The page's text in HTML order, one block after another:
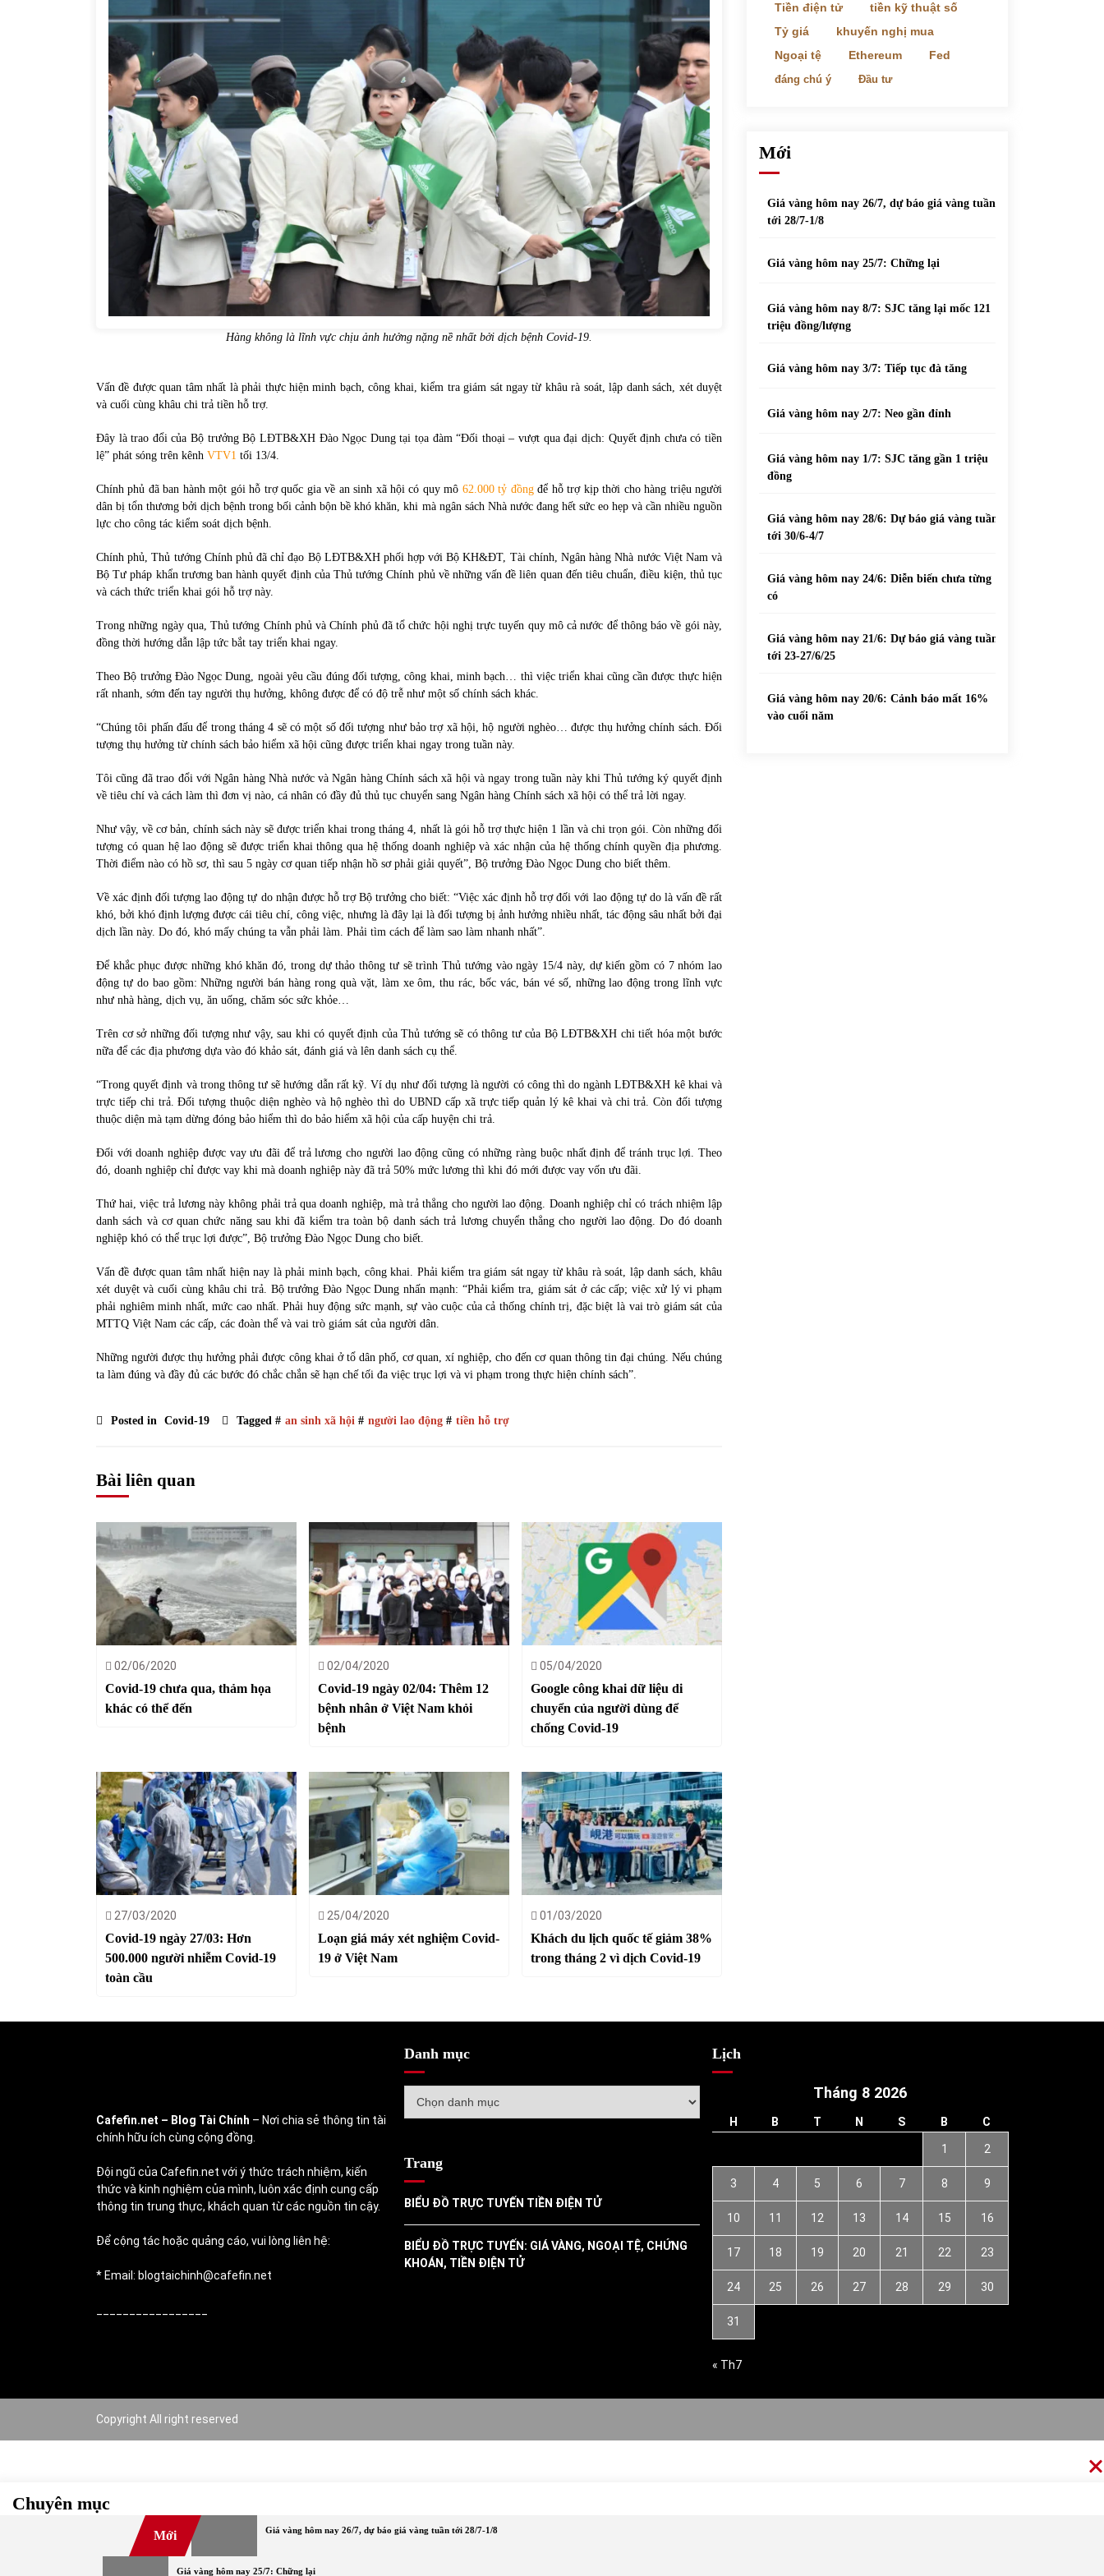
31/05/2022
31/05/2022
phiếu nổi bật
Phân tích giá tiền điện tử sau ngày thị
trường lập kỷ lục vốn hóa
09/11/2021
Chứng khoán ngày 12/10/2021: Top 10 cổ
phiếu nổi bật
13/10/2021
13/10/2021
Hàng không là lĩnh vực chịu ảnh hưởng nặng nề nhất bởi dịch bệnh Covid-19.
Vấn đề được quan tâm nhất là phải thực hiện minh bạch, công khai, kiểm tra giám sát ngay từ khâu rà soát, lập danh sách, xét duyệt
và cuối cùng khâu chi trả tiền hỗ trợ.
Đây là trao đổi của Bộ trưởng Bộ LĐTB&XH Đào Ngọc Dung tại tọa đàm “Đối thoại – vượt qua đại dịch: Quyết định chưa có tiền
lệ” phát sóng trên kênh VTV1 tối 13/4.
Chính phủ đã ban hành một gói hỗ trợ quốc gia về an sinh xã hội có quy mô 62.000 tỷ đồngđể hỗ trợ kịp thời cho hàng triệu người
dân bị tổn thương bởi dịch bệnh trong bối cảnh bộn bề khó khăn, khi mà ngân sách Nhà nước đang hết sức eo hẹp và cần nhiều nguồn
lực cho công tác kiểm soát dịch bệnh.
Chính phủ, Thủ tướng Chính phủ đã chỉ đạo Bộ LĐTB&XH phối hợp với Bộ KH&ĐT, Tài chính, Ngân hàng Nhà nước Việt Nam và
Bộ Tư pháp khẩn trương ban hành quyết định của Thủ tướng Chính phủ về những vấn đề liên quan đến tiêu chuẩn, điều kiện, thủ tục
và cách thức triển khai gói hỗ trợ này.
Trong những ngày qua, Thủ tướng Chính phủ và Chính phủ đã tổ chức hội nghị trực tuyến quy mô cả nước để thông báo về gói này,
đồng thời hướng dẫn lập tức bắt tay triển khai ngay.
Theo Bộ trưởng Đào Ngọc Dung, ngoài yêu cầu đúng đối tượng, công khai, minh bạch… thì việc triển khai cũng cần được thực hiện
rất nhanh, sớm đến tay người thụ hưởng, không được để có độ trễ như một số chính sách khác.
“Chúng tôi phấn đấu để trong tháng 4 sẽ có một số đối tượng như bảo trợ xã hội, hộ người nghèo… được thụ hưởng chính sách. Đối
tượng thụ hưởng từ chính sách bảo hiểm xã hội cũng được triển khai ngay trong tuần này.
Tôi cũng đã trao đổi với Ngân hàng Nhà nước và Ngân hàng Chính sách xã hội và ngay trong tuần này khi Thủ tướng ký quyết định
về tiêu chí và cách làm thì đơn vị nào, cá nhân có đầy đủ thủ tục chuyển sang Ngân hàng Chính sách xã hội có thể trả lời ngay.
Như vậy, về cơ bản, chính sách này sẽ được triển khai trong tháng 4, nhất là gói hỗ trợ thực hiện 1 lần và chi trọn gói. Còn những đối
tượng có quan hệ lao động sẽ được triển khai thông qua hệ thống doanh nghiệp và xác nhận của hệ thống chính quyền địa phương.
Thời điểm nào có hồ sơ, thì sau 5 ngày cơ quan tiếp nhận hồ sơ phải giải quyết”, Bộ trưởng Đào Ngọc Dung cho biết thêm.
Về xác định đối tượng lao động tự do nhận được hỗ trợ Bộ trưởng cho biết: “Việc xác định hỗ trợ đối với lao động tự do là vấn đề rất
khó, bởi khó định lượng được cái tiêu chí, công việc, nhưng là đây lại là đối tượng bị ảnh hưởng nhiều nhất, tác động sâu nhất bởi đại
dịch lần này. Do đó, khó mấy chúng ta vẫn phải làm. Phải tìm cách để làm sao làm nhanh nhất”.
Để khắc phục được những khó khăn đó, trong dự thảo thông tư sẽ trình Thủ tướng vào ngày 15/4 này, dự kiến gồm có 7 nhóm lao
động tự do bao gồm: Những người bán hàng rong quà vặt, làm xe ôm, thu rác, bốc vác, bán vé số, những lao động trong lĩnh vực
như nhà hàng, dịch vụ, ăn uống, chăm sóc sức khỏe…
Trên cơ sở những đối tượng như vậy, sau khi có quyết định của Thủ tướng sẽ có thông tư của Bộ LĐTB&XH chi tiết hóa một bước
nữa để các địa phương dựa vào đó khảo sát, đánh giá và lên danh sách cụ thể.
“Trong quyết định và trong thông tư sẽ hướng dẫn rất kỹ. Ví dụ như đối tượng là người có công thì do ngành LĐTB&XH kê khai và
trực tiếp chi trả. Đối tượng thuộc diện nghèo và hộ nghèo thì do UBND cấp xã trực tiếp quản lý kê khai và chi trả. Còn đối tượng
thuộc diện mà tạm dừng đóng bảo hiểm thì do bảo hiểm xã hội của cấp huyện chi trả.
Đối với doanh nghiệp được vay ưu đãi để trả lương cho người lao động cũng có những ràng buộc nhất định để tránh trục lợi. Theo
đó, doanh nghiệp chỉ được vay khi mà doanh nghiệp này đã trả 50% mức lương thì khi đó mới được vay vốn ưu đãi.
Thứ hai, việc trả lương này không phải trả qua doanh nghiệp, mà trả thẳng cho người lao động. Doanh nghiệp chỉ có trách nhiệm lập
danh sách và cơ quan chức năng sau khi đã kiểm tra toàn bộ danh sách trả lương chuyển thẳng cho người lao động. Do đó doanh
nghiệp khó có thể trục lợi được”, Bộ trưởng Đào Ngọc Dung cho biết.
Vấn đề được quan tâm nhất hiện nay là phải minh bạch, công khai. Phải kiểm tra giám sát ngay từ khâu rà soát, lập danh sách, khâu
xét duyệt và cuối cùng khâu chi trả. Bộ trưởng Đào Ngọc Dung nhấn mạnh: “Phải kiểm tra, giám sát ở các cấp; việc xử lý vi phạm
phải nghiêm minh nhất, mức cao nhất. Phải huy động sức mạnh, sự vào cuộc của cả thống chính trị, đặc biệt là vai trò giám sát của
MTTQ Việt Nam các cấp, các đoàn thể và vai trò giám sát của người dân.
Những người được thụ hưởng phải được công khai ở tổ dân phố, cơ quan, xí nghiệp, cho đến cơ quan thông tin đại chúng. Nếu chúng
ta làm đúng và đầy đủ các bước đó chắc chắn sẽ hạn chế tối đa việc trục lợi và vi phạm trong thực hiện chính sách”.
Posted in Covid-19 Tagged # an sinh xã hội # người lao động # tiền hỗ trợ
Bài liên quan
02/06/2020
Covid-19 chưa qua, thảm họa
khác có thể đến
02/04/2020
Covid-19 ngày 02/04: Thêm 12
bệnh nhân ở Việt Nam khỏi
bệnh
05/04/2020
Google công khai dữ liệu di
chuyển của người dùng để
chống Covid-19
27/03/2020
Covid-19 ngày 27/03: Hơn
500.000 người nhiễm Covid-19
toàn cầu
25/04/2020
Loạn giá máy xét nghiệm Covid-
19 ở Việt Nam
01/03/2020
Khách du lịch quốc tế giảm 38%
trong tháng 2 vì dịch Covid-19
Tiền điện tử
tiền kỹ thuật số
Tỷ giá
khuyến nghị mua
Ngoại tệ
Ethereum
Fed
đáng chú ý
Đầu tư
Mới
Giá vàng hôm nay 26/7, dự báo giá vàng tuần
tới 28/7-1/8
Giá vàng hôm nay 25/7: Chững lại
Giá vàng hôm nay 8/7: SJC tăng lại mốc 121
triệu đồng/lượng
Giá vàng hôm nay 3/7: Tiếp tục đà tăng
Giá vàng hôm nay 2/7: Neo gần đỉnh
Giá vàng hôm nay 1/7: SJC tăng gần 1 triệu
đồng
Giá vàng hôm nay 28/6: Dự báo giá vàng tuần
tới 30/6-4/7
Giá vàng hôm nay 24/6: Diễn biến chưa từng
có
Giá vàng hôm nay 21/6: Dự báo giá vàng tuần
tới 23-27/6/25
Giá vàng hôm nay 20/6: Cảnh báo mất 16%
vào cuối năm
Mới Giá vàng hôm nay 26/7, dự báo giá vàng tuần tới 28/7-1/8
Giá vàng hôm nay 25/7: Chững lại
Cafefin.net – Blog Tài Chính – Nơi chia sẻ thông tin tài
chính hữu ích cùng cộng đồng.
Đội ngũ của Cafefin.net với ý thức trách nhiệm, kiến
thức và kinh nghiệm của mình, luôn xác định cung cấp
thông tin trung thực, khách quan từ các nguồn tin cậy.
Để cộng tác hoặc quảng cáo, vui lòng liên hệ:
* Email: blogtaichinh@cafefin.net
Danh mục
mục
Trang
BIỂU ĐỒ TRỰC TUYẾN TIỀN ĐIỆN TỬ
BIỂU ĐỒ TRỰC TUYẾN: GIÁ VÀNG, NGOẠI TỆ, CHỨNG
KHOÁN, TIỀN ĐIỆN TỬ
Lịch
Tháng 8 2026
H B T N S B C
1 2
3 4 5 6 7 8 9
10 11 12 13 14 15 16
17 18 19 20 21 22 23
24 25 26 27 28 29 30
31
« Th7
Copyright All right reserved
Chuyên mục
Bất động sản
Nóng Tiền điện tử